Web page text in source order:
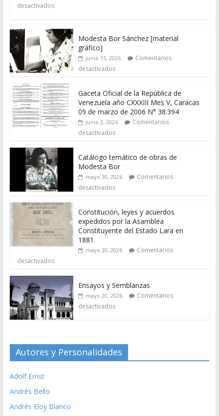
desactivados
Modesta Bor Sánchez [material
gráfico]
junio 15, 2026
Comentarios
desactivados
Gaceta Oficial de la República de
Venezuela año CXXXIII Mes V, Caracas
09 de marzo de 2006 N° 38.394
junio 2, 2026
Comentarios
desactivados
Catálogo temático de obras de
Modesta Bor
mayo 30, 2026
Comentarios
desactivados
Constitución, leyes y acuerdos
expedidos por la Asamblea
Constituyente del Estado Lara en
1881.
mayo 20, 2026
Comentarios
desactivados
Ensayos y Semblanzas
mayo 20, 2026
Comentarios
desactivados
Autores y Personalidades
Adolf Ernst
Andrés Bello
Andrés Eloy Blanco